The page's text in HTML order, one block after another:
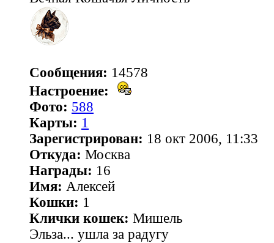
Сообщения: 14578
Настроение:
Фото: 588
Карты: 1
Зарегистрирован: 18 окт 2006, 11:33
Откуда: Москва
Награды: 16
Имя: Алексей
Кошки: 1
Клички кошек: Мишель
Эльза... ушла за радугу